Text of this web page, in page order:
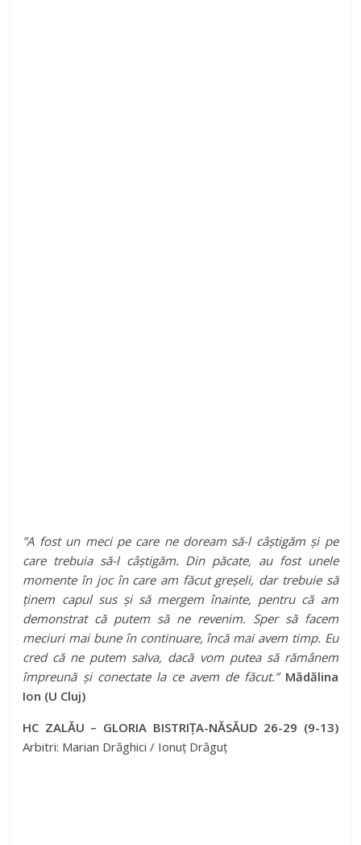
”A fost un meci pe care ne doream să-l câștigăm și pe
care trebuia să-l câștigăm. Din păcate, au fost unele
momente în joc în care am făcut greșeli, dar trebuie să
ținem capul sus și să mergem înainte, pentru că am
demonstrat că putem să ne revenim. Sper să facem
meciuri mai bune în continuare, încă mai avem timp. Eu
cred că ne putem salva, dacă vom putea să rămânem
împreună și conectate la ce avem de făcut.” Mădălina
Ion (U Cluj)
HC ZALĂU – GLORIA BISTRIȚA-NĂSĂUD 26-29 (9-13)
Arbitri: Marian Drăghici / Ionuț Drăguț